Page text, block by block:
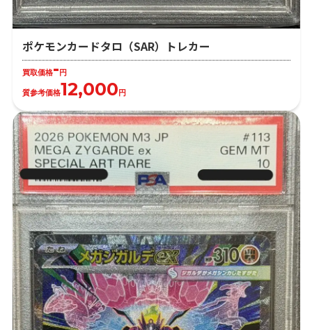
ポケモンカードタロ（SAR）トレカー
買取価格-円
質参考価格12,000円